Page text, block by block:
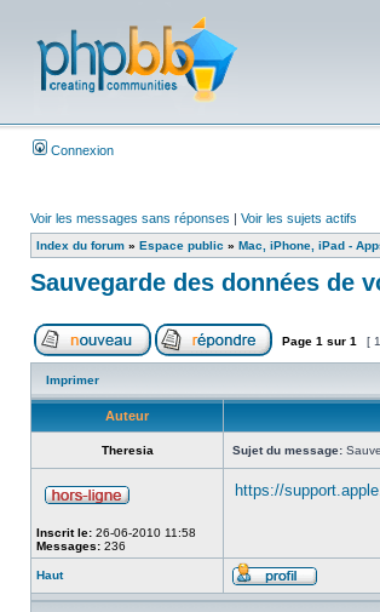
Connexion
Voir les messages sans réponses | Voir les sujets actifs
Index du forum » Espace public » Mac, iPhone, iPad -
Sauvegarde des données de
Page 1 sur 1 [
Imprimer
Auteur
Theresia Sujet du message:
Inscrit le: 26-06-2010 11:58
Messages: 236
https://
Haut